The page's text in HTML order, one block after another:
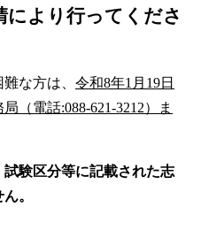
より行ってくださ
な方は、 令和8年1月19日
（電話:088-621-3212）ま
試験区分等に記載された志
。